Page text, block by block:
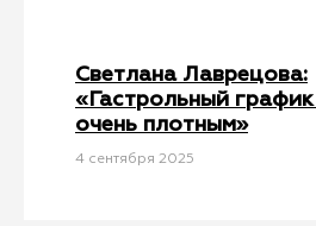
Светлана Лаврецова:
«Гастрольный
очень плотным»
4 сентября 2025